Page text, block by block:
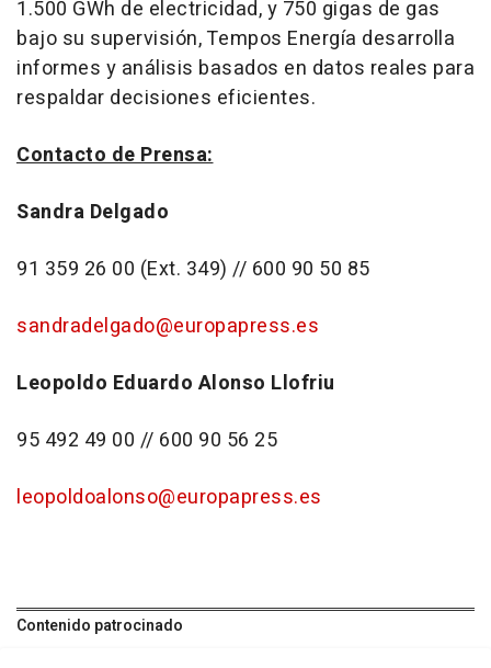
1.500 GWh de electricidad, y 750 gigas de gas
bajo su supervisión, Tempos Energía desarrolla
informes y análisis basados en datos reales para
respaldar decisiones eficientes.
Contacto de Prensa:
Sandra Delgado
91 359 26 00 (Ext. 349) // 600 90 50 85
sandradelgado@europapress.es
Leopoldo Eduardo Alonso Llofriu
95 492 49 00 // 600 90 56 25
leopoldoalonso@europapress.es
Contenido patrocinado